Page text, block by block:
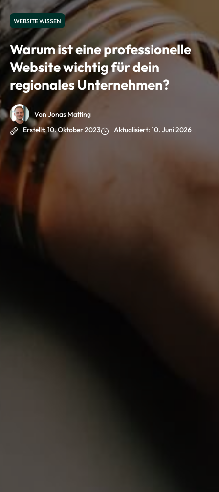
WEBSITE WISSEN
Warum ist eine professionelle
Website wichtig für dein
regionales Unternehmen?
Von Jonas Matting
Erstellt:10. Oktober 2023 Aktualisiert: 10. Juni 2026